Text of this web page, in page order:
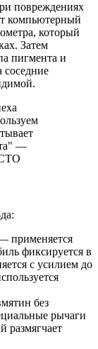
повреждениях
компьютерный
который
Затем
пигмента и
соседние
—
СТО
применяется
фиксируется в
с усилием до
без
рычаги
размягчает